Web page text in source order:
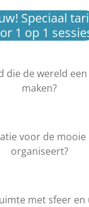
Speciaal
1 op 1
die de wereld
maken?
voor de mooie
organiseert?
met sfeer